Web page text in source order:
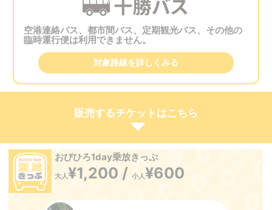
空港連絡バス、都市間バス、定期観光バス、その他の
臨時運行便は利用できません。
対象路線を詳しくみる
販売するチケットはこちら
おびひろ1day乗放きっぷ
大人¥1,200 /小人¥600